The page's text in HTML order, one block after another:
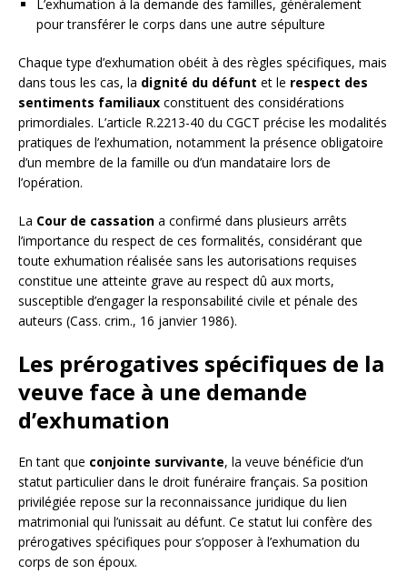
L’exhumation à la demande des familles, généralement
pour transférer le corps dans une autre sépulture
Chaque type d’exhumation obéit à des règles spécifiques, mais
dans tous les cas, la dignité du défunt et le respect des
sentiments familiaux constituent des considérations
primordiales. L’article R.2213-40 du CGCT précise les modalités
pratiques de l’exhumation, notamment la présence obligatoire
d’un membre de la famille ou d’un mandataire lors de
l’opération.
La Cour de cassation a confirmé dans plusieurs arrêts
l’importance du respect de ces formalités, considérant que
toute exhumation réalisée sans les autorisations requises
constitue une atteinte grave au respect dû aux morts,
susceptible d’engager la responsabilité civile et pénale des
auteurs (Cass. crim., 16 janvier 1986).
Les prérogatives spécifiques de la
veuve face à une demande
d’exhumation
En tant que conjointe survivante, la veuve bénéficie d’un
statut particulier dans le droit funéraire français. Sa position
privilégiée repose sur la reconnaissance juridique du lien
matrimonial qui l’unissait au défunt. Ce statut lui confère des
prérogatives spécifiques pour s’opposer à l’exhumation du
corps de son époux.